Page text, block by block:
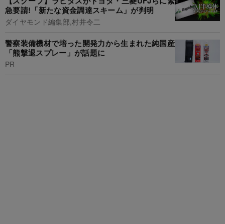
急要請!「新たな資金調達スキーム」が判明
ダイヤモンド編集部,村井令二
警察装備機材で培った開発力から生まれた純国産
「熊撃退スプレー」が話題に
PR